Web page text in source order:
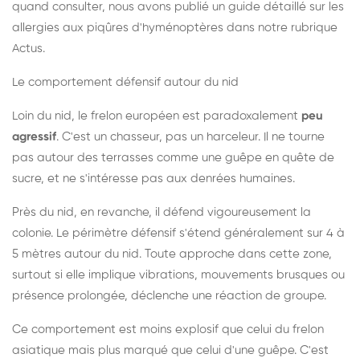
quand consulter, nous avons publié un guide détaillé sur les
allergies aux piqûres d'hyménoptères dans notre rubrique
Actus.
Le comportement défensif autour du nid
Loin du nid, le frelon européen est paradoxalement peu
agressif. C'est un chasseur, pas un harceleur. Il ne tourne
pas autour des terrasses comme une guêpe en quête de
sucre, et ne s'intéresse pas aux denrées humaines.
Près du nid, en revanche, il défend vigoureusement la
colonie. Le périmètre défensif s'étend généralement sur 4 à
5 mètres autour du nid. Toute approche dans cette zone,
surtout si elle implique vibrations, mouvements brusques ou
présence prolongée, déclenche une réaction de groupe.
Ce comportement est moins explosif que celui du frelon
asiatique mais plus marqué que celui d'une guêpe. C'est